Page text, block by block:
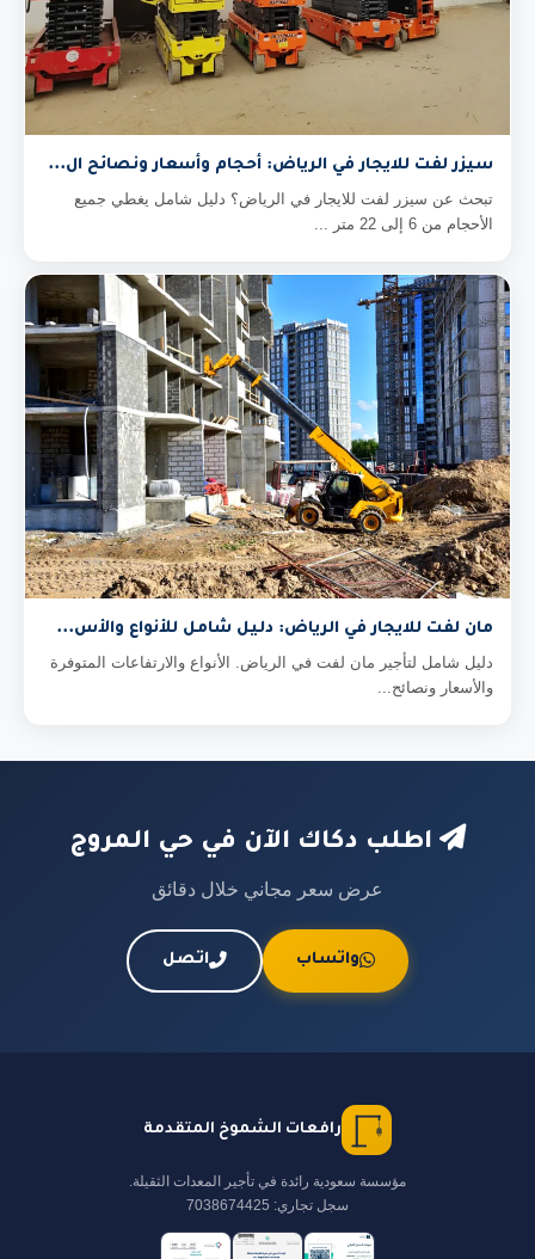
سيزر لفت للايجار في الرياض: أحجام وأسعار ونصائح ال...
تبحث عن سيزر لفت للايجار في الرياض؟ دليل شامل يغطي جميع
الأحجام من 6 إلى 22 متر ...
مان لفت للايجار في الرياض: دليل شامل للأنواع والأس...
دليل شامل لتأجير مان لفت في الرياض. الأنواع والارتفاعات المتوفرة
والأسعار ونصائح...
اطلب دكاك الآن في حي المروج
عرض سعر مجاني خلال دقائق
واتساب اتصل
رافعات الشموخ المتقدمة
مؤسسة سعودية رائدة في تأجير المعدات الثقيلة.
سجل تجاري: 7038674425